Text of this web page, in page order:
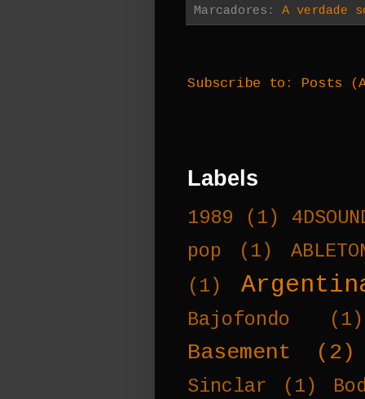
Marcadores: A verdade
Subscribe to: Posts
Labels
1989 (1)
pop
(1)
(1)
Bajofondo (1)
Basement (2)
Sinclar (1)